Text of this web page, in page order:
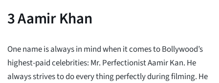
3Aamir Khan
One name is always in mind when it comes to Bollywood’s
highest-paid celebrities: Mr. Perfectionist Aamir Kan. He
always strives to do every thing perfectly during filming. He